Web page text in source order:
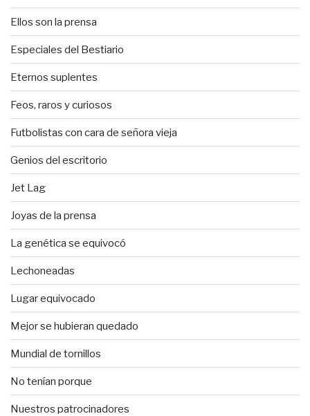
Ellos son la prensa
Especiales del Bestiario
Eternos suplentes
Feos, raros y curiosos
Futbolistas con cara de señora vieja
Genios del escritorio
Jet Lag
Joyas de la prensa
La genética se equivocó
Lechoneadas
Lugar equivocado
Mejor se hubieran quedado
Mundial de tornillos
No tenían porque
Nuestros patrocinadores